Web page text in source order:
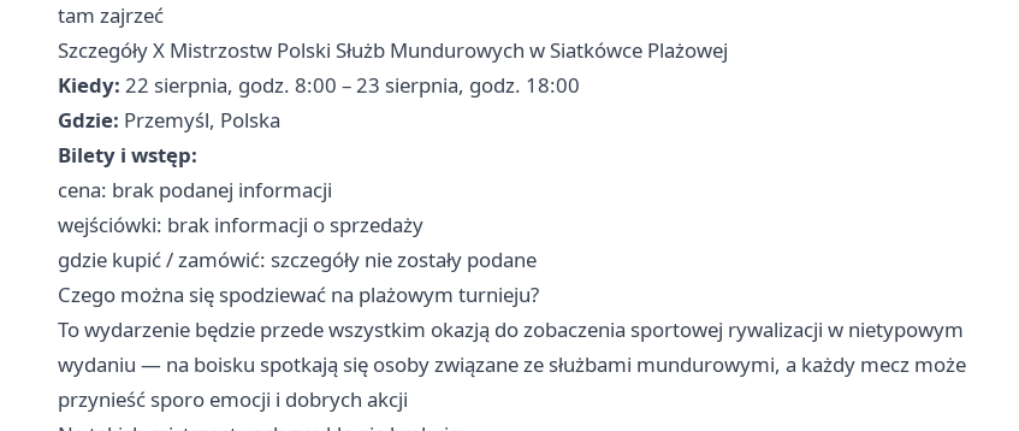
tam zajrzeć
Szczegóły X Mistrzostw Polski Służb Mundurowych w Siatkówce Plażowej
Kiedy: 22 sierpnia, godz. 8:00 – 23 sierpnia, godz. 18:00
Gdzie: Przemyśl, Polska
Bilety i wstęp:
cena: brak podanej informacji
wejściówki: brak informacji o sprzedaży
gdzie kupić / zamówić: szczegóły nie zostały podane
Czego można się spodziewać na plażowym turnieju?
To wydarzenie będzie przede wszystkim okazją do zobaczenia sportowej rywalizacji w nietypowym
wydaniu — na boisku spotkają się osoby związane ze służbami mundurowymi, a każdy mecz może
przynieść sporo emocji i dobrych akcji